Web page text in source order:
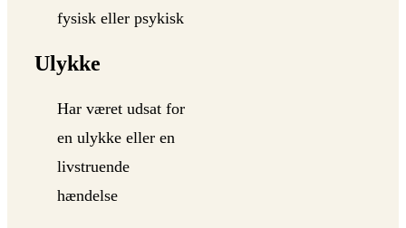
fysisk eller psykisk
Ulykke
Har været udsat for
en ulykke eller en
livstruende
hændelse